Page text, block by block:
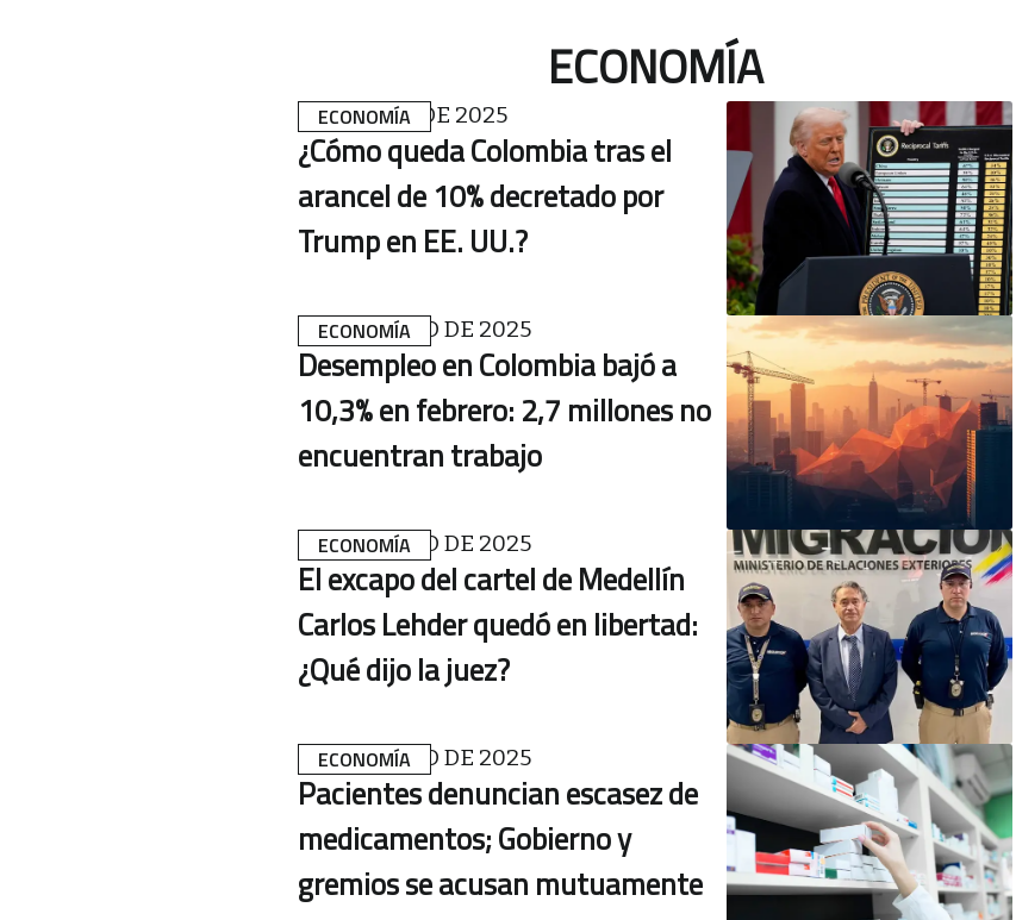
ECONOMÍA
ECONOMÍA
3 DE ABRIL DE 2025
¿Cómo queda Colombia tras el
arancel de 10% decretado por
Trump en EE. UU.?
ECONOMÍA
31 DE MARZO DE 2025
Desempleo en Colombia bajó a
10,3% en febrero: 2,7 millones no
encuentran trabajo
ECONOMÍA
31 DE MARZO DE 2025
El excapo del cartel de Medellín
Carlos Lehder quedó en libertad:
¿Qué dijo la juez?
ECONOMÍA
21 DE MARZO DE 2025
Pacientes denuncian escasez de
medicamentos; Gobierno y
gremios se acusan mutuamente